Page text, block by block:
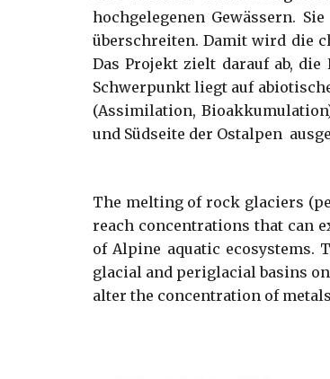
hochgelegenen Gewässern.
überschreiten. Damit wird die
Das Projekt zielt darauf ab,
Schwerpunkt liegt auf
(Assimilation,
und Südseite der Ostalpen
The melting of rock glaciers
reach concentrations that can
of Alpine aquatic ecosystems.
glacial and periglacial basins
alter the concentration of